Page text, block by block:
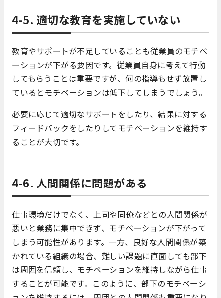
4-5. 適切な教育を実施していない
教育やサポートが不足していることも従業員のモチベ
ーションが下がる要因です。従業員自身に考えて行動
してもらうことは重要ですが、何の指導もせず放置し
ているとモチベーションは低下してしまうでしょう。
必要に応じて適切なサポートをしたり、結果に対する
フィードバックをしたりしてモチベーションを維持す
ることが大切です。
4-6. 人間関係に問題がある
仕事環境だけでなく、上司や同僚などとの人間関係が
悪いと業務に集中できず、モチベーションが下がって
しまう可能性があります。一方、良好な人間関係が築
かれている組織の場合、難しい課題に直面しても部下
は周囲を信頼し、モチベーションを維持しながら仕事
することが可能です。このように、部下のモチベーシ